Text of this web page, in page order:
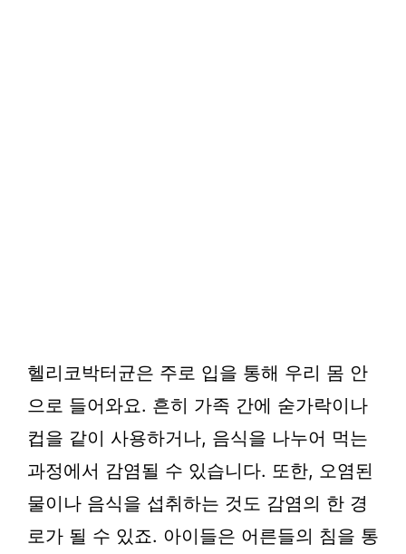
헬리코박터균은 주로 입을 통해 우리 몸 안
으로 들어와요. 흔히 가족 간에 숟가락이나
컵을 같이 사용하거나, 음식을 나누어 먹는
과정에서 감염될 수 있습니다. 또한, 오염된
물이나 음식을 섭취하는 것도 감염의 한 경
로가 될 수 있죠. 아이들은 어른들의 침을 통